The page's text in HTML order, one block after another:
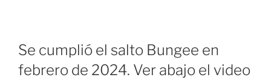
Se cumplió el salto Bungee en
febrero de 2024. Ver abajo el video